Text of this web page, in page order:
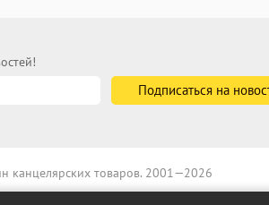
канцелярских товаров. 2001—2026